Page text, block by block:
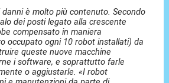
è molto più contenuto. Secondo
dei posti legato alla crescente
compensato in maniera
occupato ogni 10 robot installati) da
queste nuove macchine
i software, e soprattutto farle
o aggiustarle. «I robot